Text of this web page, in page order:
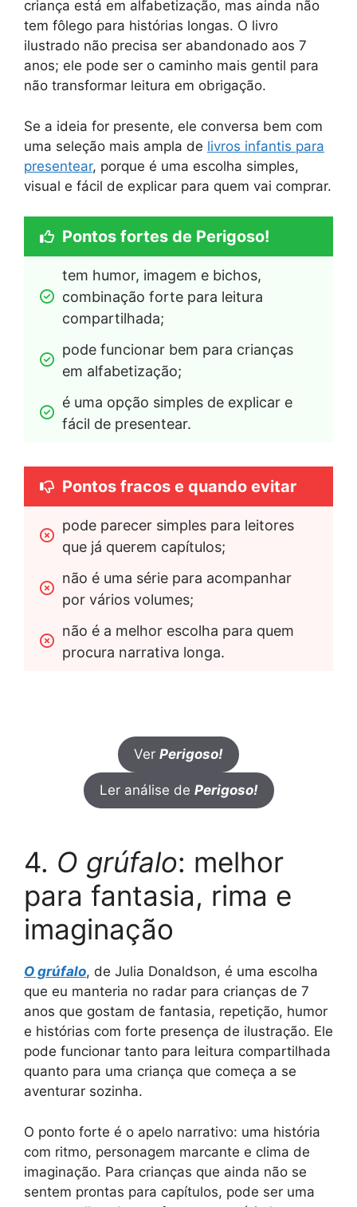
criança está em alfabetização, mas ainda não
tem fôlego para histórias longas. O livro
ilustrado não precisa ser abandonado aos 7
anos; ele pode ser o caminho mais gentil para
não transformar leitura em obrigação.
Se a ideia for presente, ele conversa bem com
uma seleção mais ampla de livros infantis para
presentear, porque é uma escolha simples,
visual e fácil de explicar para quem vai comprar.
Pontos fortes de Perigoso!
tem humor, imagem e bichos,
combinação forte para leitura
compartilhada;
pode funcionar bem para crianças
em alfabetização;
é uma opção simples de explicar e
fácil de presentear.
Pontos fracos e quando evitar
pode parecer simples para leitores
que já querem capítulos;
não é uma série para acompanhar
por vários volumes;
não é a melhor escolha para quem
procura narrativa longa.
Ver Perigoso!
Ler análise de Perigoso!
4. O grúfalo: melhor
para fantasia, rima e
imaginação
O grúfalo, de Julia Donaldson, é uma escolha
que eu manteria no radar para crianças de 7
anos que gostam de fantasia, repetição, humor
e histórias com forte presença de ilustração. Ele
pode funcionar tanto para leitura compartilhada
quanto para uma criança que começa a se
aventurar sozinha.
O ponto forte é o apelo narrativo: uma história
com ritmo, personagem marcante e clima de
imaginação. Para crianças que ainda não se
sentem prontas para capítulos, pode ser uma